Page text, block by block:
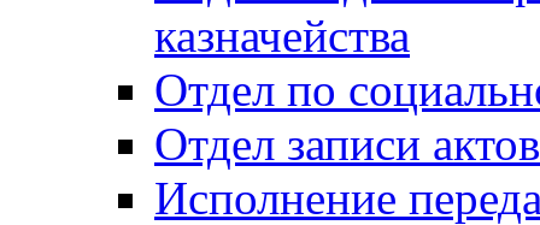
казначейства
Отдел по
Отдел записи
Исполнение